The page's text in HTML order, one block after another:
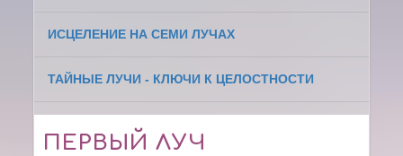
ИСЦЕЛЕНИЕ НА СЕМИ ЛУЧАХ
ТАЙНЫЕ ЛУЧИ - КЛЮЧИ К ЦЕЛОСТНОСТИ
ПЕРВЫЙ ЛУЧ